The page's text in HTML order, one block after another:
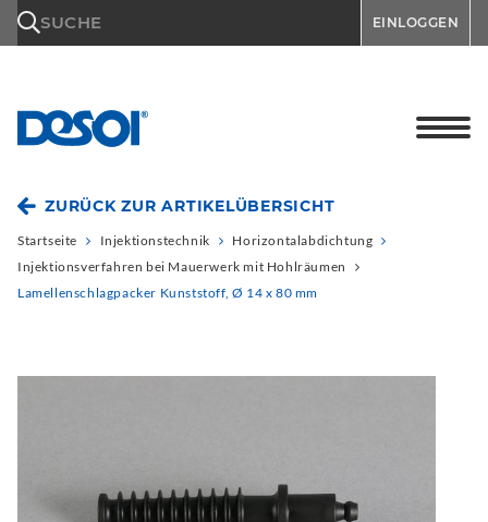
SUCHE EINLOGGEN
ZURÜCK ZUR ARTIKELÜBERSICHT
Startseite Injektionstechnik
Horizontalabdichtung
Injektionsverfahren bei Mauerwerk mit Hohlräumen
Lamellenschlagpacker Kunststoff, Ø 14 x 80 mm